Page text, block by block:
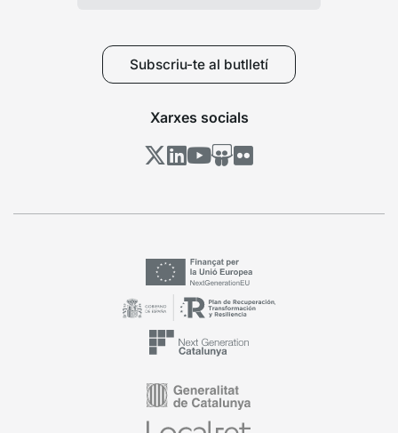
Subscriu-te al butlletí
Xarxes socials